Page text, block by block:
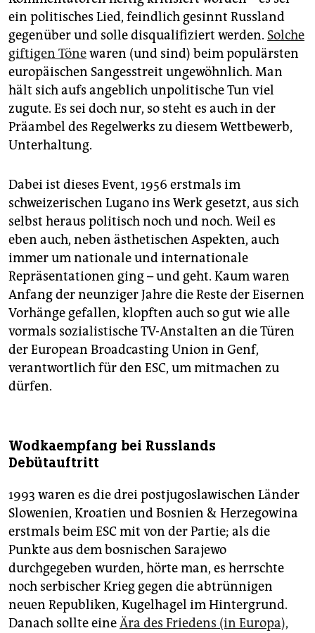
ein politisches Lied, feindlich gesinnt Russland
gegenüber und solle disqualifiziert werden. Solche
giftigen Tönewaren (und sind) beim populärsten
europäischen Sangesstreit ungewöhnlich. Man
hält sich aufs angeblich unpolitische Tun viel
zugute. Es sei doch nur, so steht es auch in der
Präambel des Regelwerks zu diesem Wettbewerb,
Unterhaltung.
Dabei ist dieses Event, 1956 erstmals im
schweizerischen Lugano ins Werk gesetzt, aus sich
selbst heraus politisch noch und noch. Weil es
eben auch, neben ästhetischen Aspekten, auch
immer um nationale und internationale
Repräsentationen ging – und geht. Kaum waren
Anfang der neunziger Jahre die Reste der Eisernen
Vorhänge gefallen, klopften auch so gut wie alle
vormals sozialistische TV-Anstalten an die Türen
der European Broadcasting Union in Genf,
verantwortlich für den ESC, um mitmachen zu
dürfen.
Wodkaempfang bei Russlands
Debütauftritt
1993 waren es die drei postjugoslawischen Länder
Slowenien, Kroatien und Bosnien & Herzegowina
erstmals beim ESC mit von der Partie; als die
Punkte aus dem bosnischen Sarajewo
durchgegeben wurden, hörte man, es herrschte
noch serbischer Krieg gegen die abtrünnigen
neuen Republiken, Kugelhagel im Hintergrund.
Danach sollte eineÄra des Friedens (in Europa),